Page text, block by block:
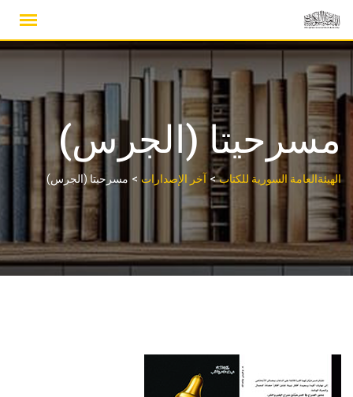
content
مسرحيتا (الجرس)
الهيئةالعامة السورية للكتاب> آخر الإصدارات > مسرحيتا (الجرس)